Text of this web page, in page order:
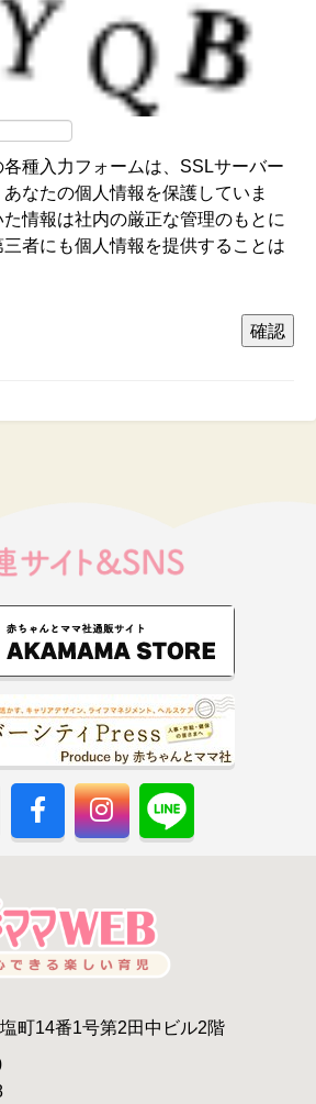
種入力フォームは、SSLサーバー
なたの個人情報を保護していま
情報は社内の厳正な管理のもとに
者にも個人情報を提供することは
町14番1号第2田中ビル2階